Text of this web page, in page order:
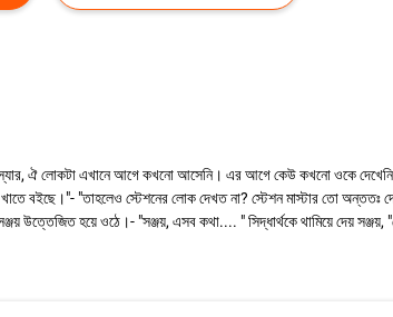
স্যার, ঐ লোকটা এখানে আগে কখনো আসেনি। এর আগে কেউ কখনো ওকে
বইছে।"- "তাহলেও স্টেশনের লোক দেখত না? স্টেশন মাস্টার তো অন্ততঃ
উত্তেজিত হয়ে ওঠে।- "সঞ্জয়, এসব কথা.... " সিদ্ধার্থকে থামিয়ে দেয় সঞ্জয়,